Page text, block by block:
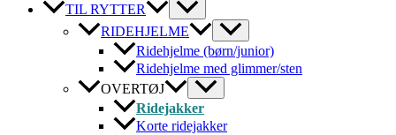
TIL RYTTER
RIDEHJELME
Ridehjelme (børn/junior)
Ridehjelme med glimmer/sten
OVERTØJ
Ridejakker
Korte ridejakker